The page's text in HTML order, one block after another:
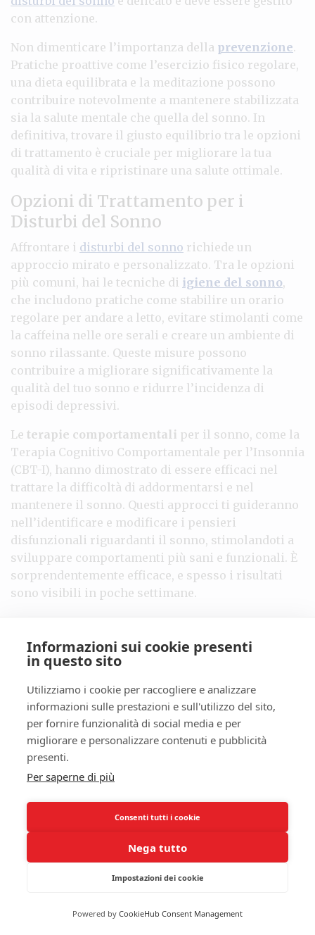
con attenzione.
Non dimenticare l’importanza della prevenzione.
Pratiche proattive come l’esercizio fisico regolare,
una dieta equilibrata e la meditazione possono
contribuire notevolmente a mantenere stabilizzata
sia la salute mentale che quella del sonno. In
definitiva, trovare il giusto equilibrio tra le opzioni
di trattamento è cruciale per migliorare la tua
qualità di vita e ripristinare una salute ottimale.
Opzioni di Trattamento per i
Disturbi del Sonno
Affrontare i disturbi del sonno richiede un
approccio mirato e personalizzato. Tra le opzioni
più comuni, hai le tecniche di igiene del sonno,
che includono pratiche come stabilire un orario
regolare per andare a letto, evitare stimolanti come
la caffeina nelle ore serali e creare un ambiente di
sonno rilassante. Queste misure possono
contribuire a migliorare significativamente la
qualità del tuo sonno e ridurre l’incidenza di
episodi depressivi.
Le terapie comportamentali per il sonno, come la
Terapia Cognitivo Comportamentale per l’Insonnia
(CBT-I), hanno dimostrato di essere efficaci nel
trattare la difficoltà di addormentarsi e nel
mantenere il sonno. Questi approcci ti guideranno
nell’identificare e modificare i pensieri
disfunzionali riguardanti il sonno, stimolandoti a
sviluppare comportamenti più sani e funzionali. È
sorprendentemente efficace, e spesso i risultati
sono visibili in poche settimane.
sopra menzionati, il tuo medico potrebbe suggerire
una valutazione più approfondita per escludere
condizioni mediche sottostanti. Farmaci specifici
per il sonno potrebbero essere utilizzati per
aiutarti a raggiungere un riposo adeguato, ma
questo deve essere attentamente monitorato per
evitare la dipendenza.
Approcci Integrativi
Nella gestione della depressione e delle alterazioni
approcci integrativi
giocare un ruolo significativo. Tecniche come la
meditazione, lo yoga e la mindfulness hanno
Informazioni sui cookie presenti
in questo sito
Utilizziamo i cookie per raccogliere e analizzare
informazioni sulle prestazioni e sull'utilizzo del sito,
per fornire funzionalità di social media e per
migliorare e personalizzare contenuti e pubblicità
presenti.
Per saperne di più
Consenti tutti i cookie
Nega tutto
Impostazioni dei cookie
Powered by CookieHub Consent Management